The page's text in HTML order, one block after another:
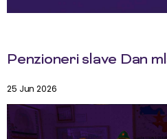
Penzioneri slave Dan
25 Jun 2026